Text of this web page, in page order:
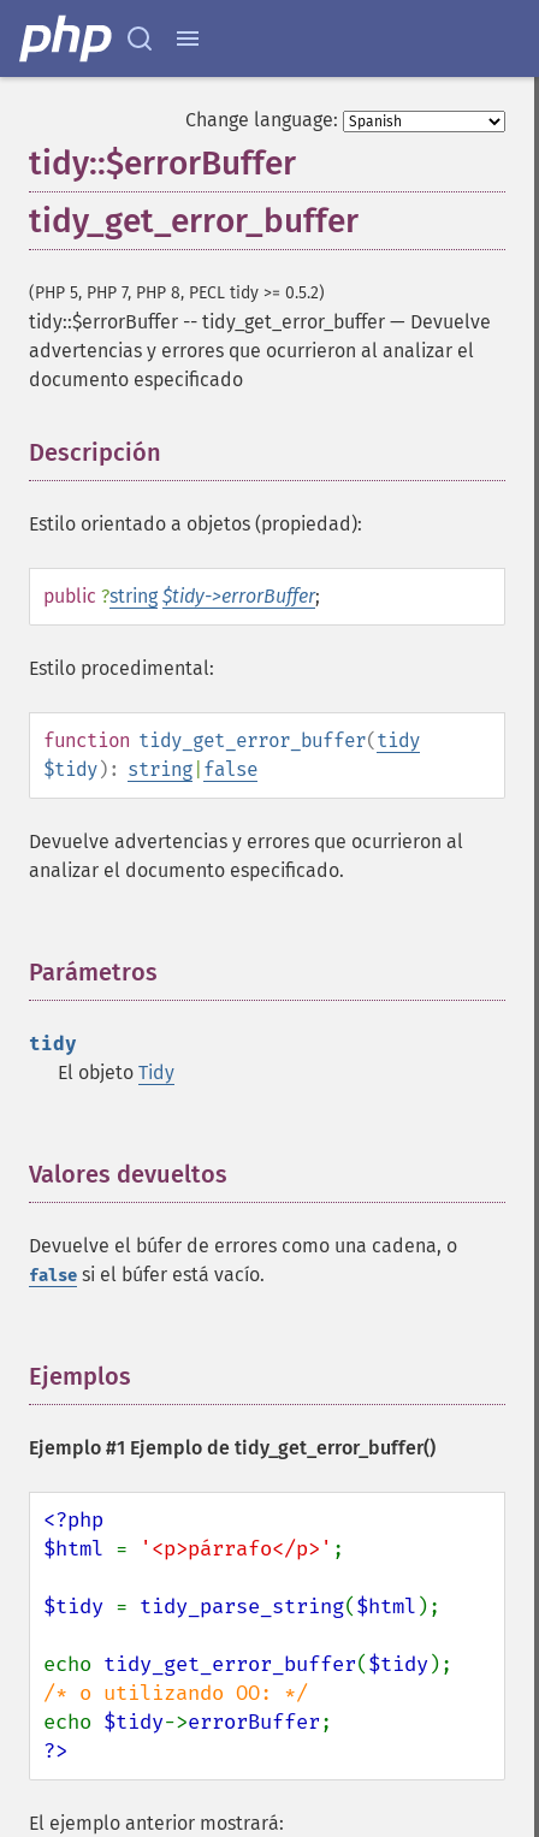
Change language:
tidy::$errorBuffer
tidy_get_error_buffer
(PHP 5, PHP 7, PHP 8, PECL tidy >= 0.5.2)
tidy::$errorBuffer -- tidy_get_error_buffer — Devuelve
advertencias y errores que ocurrieron al analizar el
documento especificado
Descripción
Estilo orientado a objetos (propiedad):
public ?string $tidy->errorBuffer;
Estilo procedimental:
function tidy_get_error_buffer(tidy
$tidy): string false
Devuelve advertencias y errores que ocurrieron al
analizar el documento especificado.
Parámetros
tidy
El objeto Tidy
Valores devueltos
Devuelve el búfer de errores como una cadena, o
false si el búfer está vacío.
Ejemplos
Ejemplo #1 Ejemplo de tidy_get_error_buffer()
<?php
$html = '<p>párrafo</p>' ;
$tidy = tidy_parse_string($html );
echo tidy_get_error_buffer($tidy
echo $tidy->errorBuffer
?>
El ejemplo anterior mostrará: